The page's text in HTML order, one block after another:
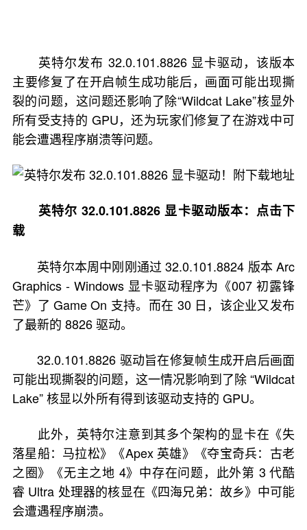
英特尔发布 32.0.101.8826 显卡驱动，该版本
主要修复了在开启帧生成功能后，画面可能出现撕
裂的问题，这问题还影响了除“Wildcat Lake”核显外
所有受支持的 GPU，还为玩家们修复了在游戏中可
能会遭遇程序崩溃等问题。
英特尔 32.0.101.8826 显卡驱动版本： 点击下
载
英特尔本周中刚刚通过 32.0.101.8824 版本 Arc
Graphics - Windows 显卡驱动程序为《007 初露锋
芒》了 Game On 支持。而在 30 日，该企业又发布
了最新的 8826 驱动。
32.0.101.8826 驱动旨在修复帧生成开启后画面
可能出现撕裂的问题，这一情况影响到了除 “Wildcat
Lake” 核显以外所有得到该驱动支持的 GPU。
此外，英特尔注意到其多个架构的显卡在《失
落星船：马拉松》《Apex 英雄》《夺宝奇兵：古老
之圈》《无主之地 4》中存在问题，此外第 3 代酷
睿 Ultra 处理器的核显在《四海兄弟：故乡》中可能
会遭遇程序崩溃。